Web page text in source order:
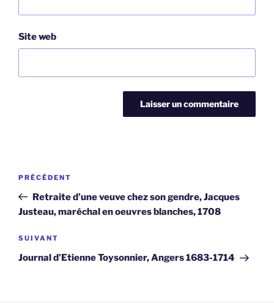
Site web
Navigation
l’article
Article
précédent
PRÉCÉDENT
Retraite d’une veuve chez son gendre, Jacques
Justeau, maréchal en oeuvres blanches, 1708
Article
suivant
SUIVANT
Journal d’Etienne Toysonnier, Angers 1683-1714